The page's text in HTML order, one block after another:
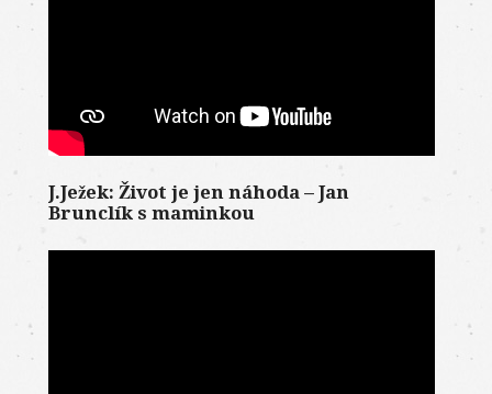
J.Ježek: Život je jen náhoda – Jan
Brunclík s maminkou